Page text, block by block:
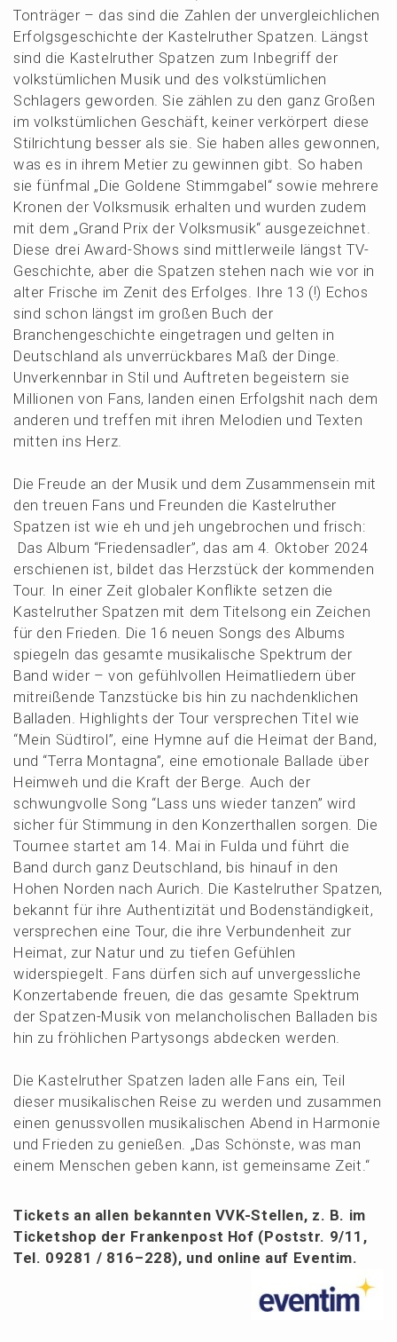
Tonträ­ger – das sind die Zahlen der unver­gleich­li­chen
Erfolgs­ge­schich­te der Kastel­ru­ther Spatzen. Längst
sind die Kastel­ru­ther Spatzen zum Inbegriff der
volks­tüm­li­chen Musik und des volks­tüm­li­chen
Schla­gers gewor­den. Sie zählen zu den ganz Großen
im volks­tüm­li­chen Geschäft, keiner verkör­pert diese
Stilrich­tung besser als sie. Sie haben alles gewon­nen,
was es in ihrem Metier zu gewin­nen gibt. So haben
sie fünfmal „Die Golde­ne Stimm­ga­bel“ sowie mehre­re
Kronen der Volks­mu­sik erhal­ten und wurden zudem
mit dem „Grand Prix der Volks­mu­sik“ ausge­zeich­net.
Diese drei Award-Shows sind mittler­wei­le längst TV-
Geschich­te, aber die Spatzen stehen nach wie vor in
alter Frische im Zenit des Erfol­ges. Ihre 13 (!) Echos
sind schon längst im großen Buch der
Branchen­ge­schich­te einge­tra­gen und gelten in
Deutsch­land als unver­rück­ba­res Maß der Dinge.
Unver­kenn­bar in Stil und Auftre­ten begeis­tern sie
Millio­nen von Fans, landen einen Erfolgs­hit nach dem
anderen und treffen mit ihren Melodien und Texten
mitten ins Herz.
Die Freude an der Musik und dem Zusam­men­sein mit
den treuen Fans und Freun­den die Kastel­ru­ther
Spatzen ist wie eh und jeh ungebro­chen und frisch:
Das Album “Friedens­ad­ler”, das am 4. Oktober 2024
erschie­nen ist, bildet das Herzstück der kommen­den
Tour. In einer Zeit globa­ler Konflik­te setzen die
Kastel­ru­ther Spatzen mit dem Titel­song ein Zeichen
für den Frieden. Die 16 neuen Songs des Albums
spiegeln das gesam­te musika­li­sche Spektrum der
Band wider – von gefühl­vol­len Heimat­lie­dern über
mitrei­ßen­de Tanzstü­cke bis hin zu nachdenk­li­chen
Balla­den. Highlights der Tour verspre­chen Titel wie
“Mein Südti­rol”, eine Hymne auf die Heimat der Band,
und “Terra Montagna”, eine emotio­na­le Balla­de über
Heimweh und die Kraft der Berge. Auch der
schwung­vol­le Song “Lass uns wieder tanzen” wird
sicher für Stimmung in den Konzert­hal­len sorgen. Die
Tournee startet am 14. Mai in Fulda und führt die
Band durch ganz Deutsch­land, bis hinauf in den
Hohen Norden nach Aurich. Die Kastel­ru­ther Spatzen,
bekannt für ihre Authen­ti­zi­tät und Boden­stän­dig­keit,
verspre­chen eine Tour, die ihre Verbun­den­heit zur
Heimat, zur Natur und zu tiefen Gefüh­len
wider­spie­gelt. Fans dürfen sich auf unver­gess­li­che
Konzert­aben­de freuen, die das gesam­te Spektrum
der Spatzen-Musik von melan­cho­li­schen Balla­den bis
hin zu fröhli­chen Party­songs abdecken werden.
Die Kastel­ru­ther Spatzen laden alle Fans ein, Teil
dieser musika­li­schen Reise zu werden und zusam­men
einen genuss­vol­len musika­li­schen Abend in Harmo­nie
und Frieden zu genie­ßen. „Das Schöns­te, was man
einem Menschen geben kann, ist gemein­sa­me Zeit.“
Tickets an allen bekann­ten VVK-Stellen, z. B. im
Ticket­shop der Franken­post Hof (Poststr. 9/11,
Tel. 09281 / 816–228), und online auf Eventim.